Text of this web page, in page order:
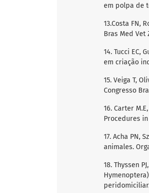
em polpa de
13.Costa FN,
Bras Med Vet
14. Tucci EC,
em criação
15. Veiga T,
Congresso
16. Carter
Procedures
17. Acha PN,
animales.
18. Thyssen